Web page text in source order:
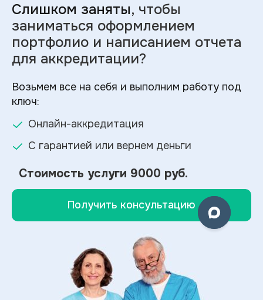
Слишком заняты, чтобы
заниматься оформлением
портфолио и написанием отчета
для аккредитации?
Возьмем все на себя и выполним работу под
ключ:
Онлайн-аккредитация
С гарантией или вернем деньги
Стоимость услуги 9000 руб.
Получить консультацию